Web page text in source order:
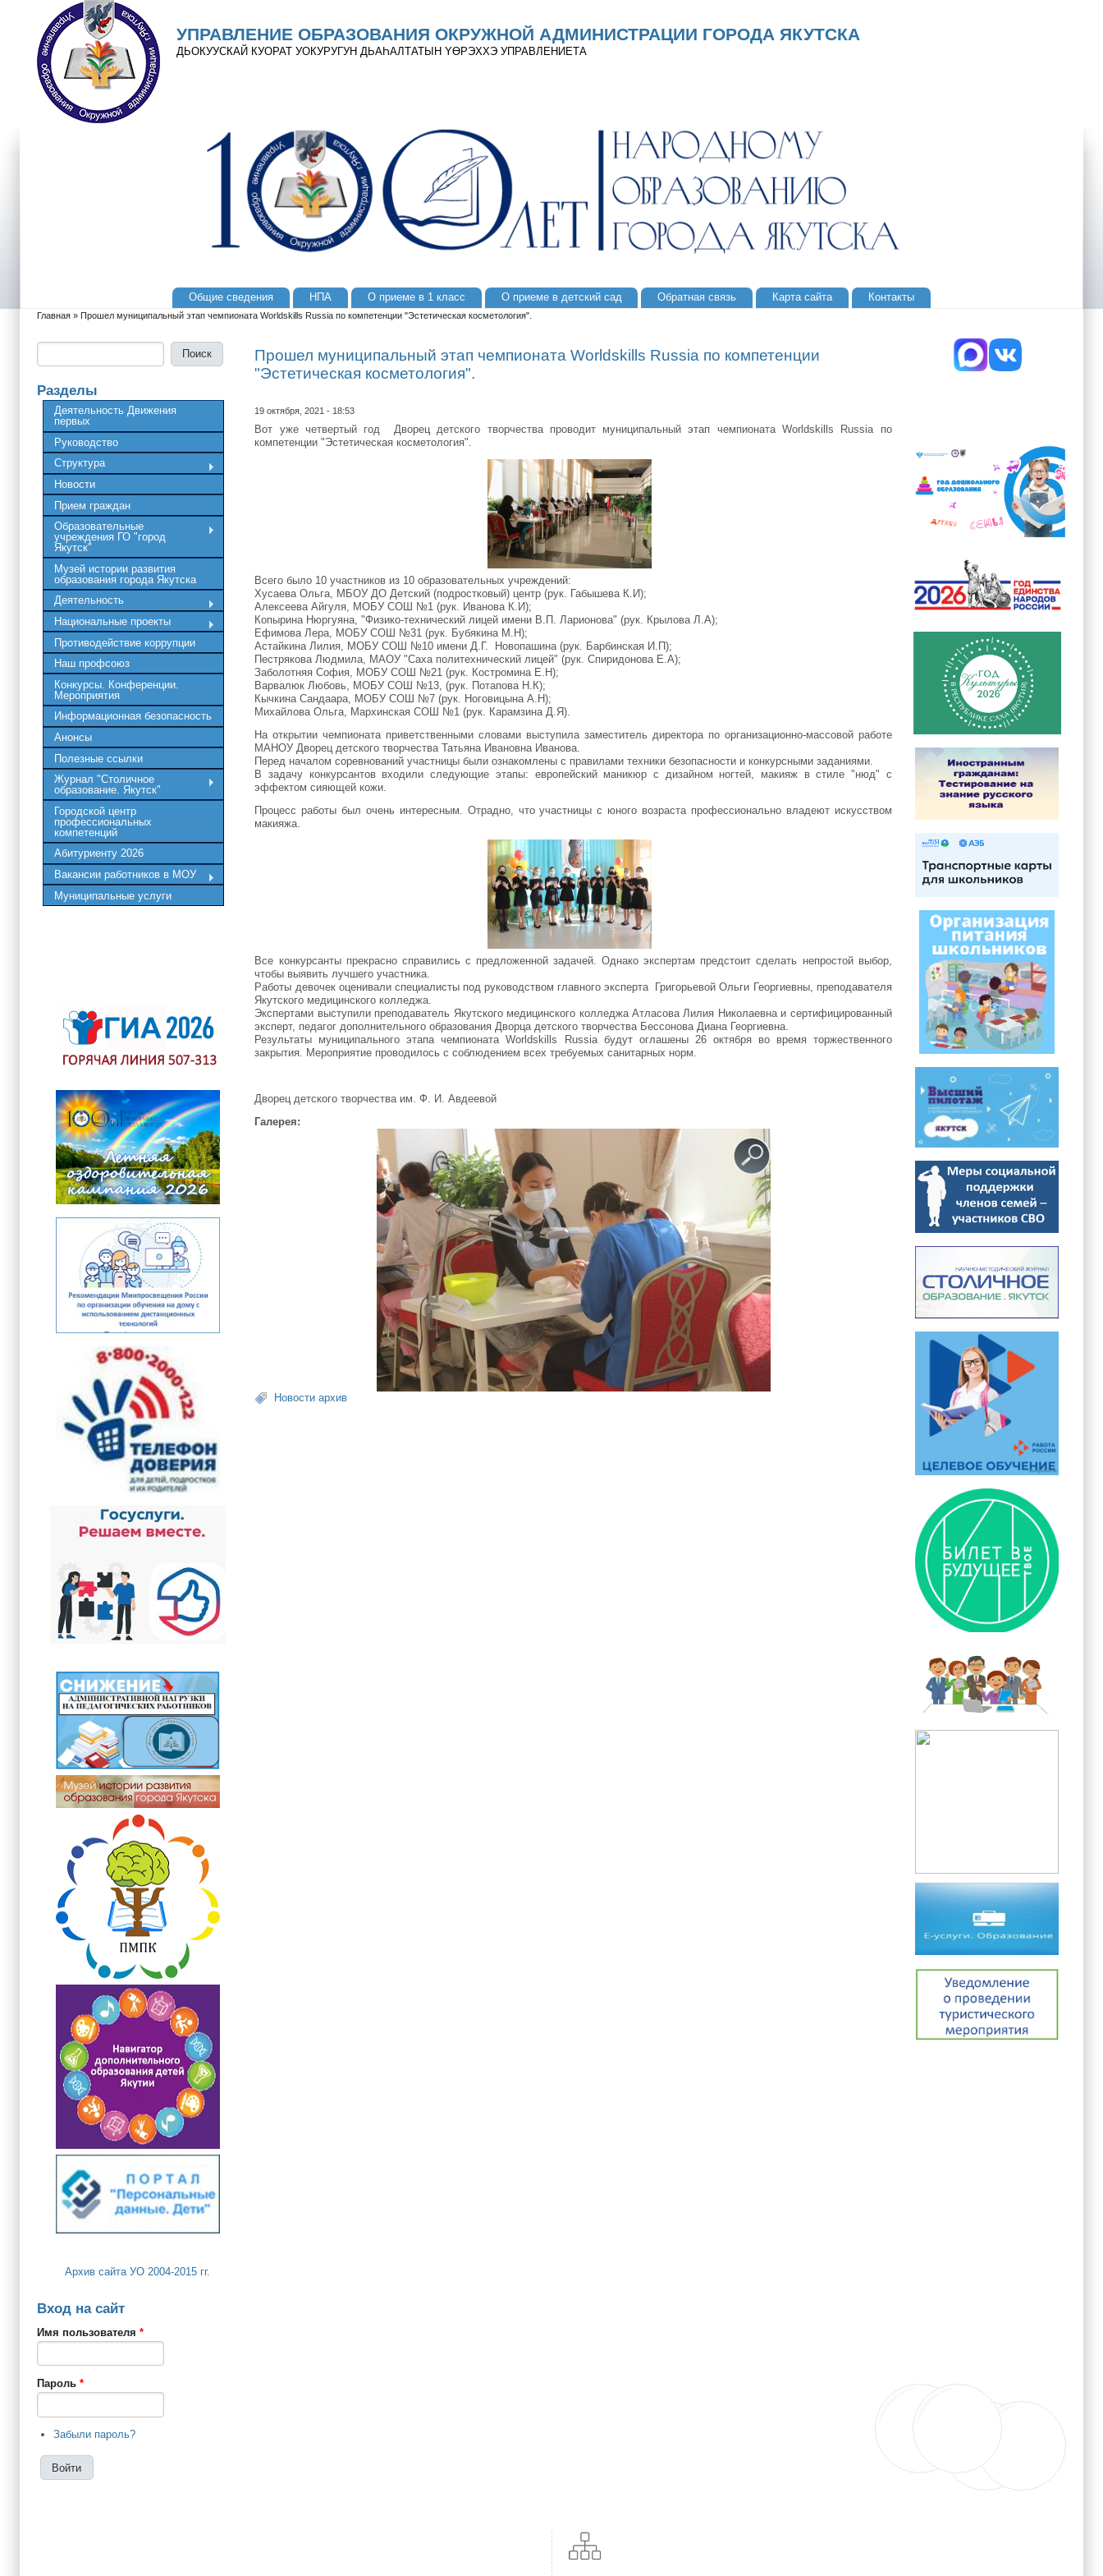
Перейти к основному содержанию
Skip to search
УПРАВЛЕНИЕ ОБРАЗОВАНИЯ ОКРУЖНОЙ АДМИНИСТРАЦИИ ГОРОДА ЯКУТСКА
ДЬОКУУСКАЙ КУОРАТ УОКУРУГУН ДЬАҺАЛТАТЫН YӨРЭХХЭ УПРАВЛЕНИЕТА
Общие сведения НПА О приеме в 1 класс О приеме в детский сад Обратная связь Карта сайта Контакты
Вы здесь
Главная » Прошел муниципальный этап чемпионата Worldskills Russia по компетенции "Эстетическая косметология".
Разделы
Деятельность Движения
первых
Руководство
Структура
Новости
Прием граждан
Образовательные
учреждения ГО "город
Якутск"
Музей истории развития
образования города Якутска
Деятельность
Национальные проекты
Противодействие коррупции
Наш профсоюз
Конкурсы. Конференции.
Мероприятия
Информационная безопасность
Анонсы
Полезные ссылки
Журнал "Столичное
образование. Якутск"
Городской центр
профессиональных
компетенций
Абитуриенту 2026
Вакансии работников в МОУ
Муниципальные услуги
Архив сайта УО 2004-2015 гг.
Вход на сайт
Имя пользователя *
Пароль *
Забыли пароль?
Прошел муниципальный этап чемпионата Worldskills Russia по компетенции
"Эстетическая косметология".
19 октября, 2021 - 18:53
Вот уже четвертый год Дворец детского творчества проводит муниципальный этап чемпионата Worldskills Russia по
компетенции "Эстетическая косметология".
Всего было 10 участников из 10 образовательных учреждений:
Хусаева Ольга, МБОУ ДО Детский (подростковый) центр (рук. Габышева К.И);
Алексеева Айгуля, МОБУ СОШ №1 (рук. Иванова К.И);
Копырина Нюргуяна, "Физико-технический лицей имени В.П. Ларионова" (рук. Крылова Л.А);
Ефимова Лера, МОБУ СОШ №31 (рук. Бубякина М.Н);
Астайкина Лилия, МОБУ СОШ №10 имени Д.Г. Новопашина (рук. Барбинская И.П);
Пестрякова Людмила, МАОУ "Саха политехнический лицей" (рук. Спиридонова Е.А);
Заболотняя София, МОБУ СОШ №21 (рук. Костромина Е.Н);
Варвалюк Любовь, МОБУ СОШ №13, (рук. Потапова Н.К);
Кычкина Сандаара, МОБУ СОШ №7 (рук. Ноговицына А.Н);
Михайлова Ольга, Мархинская СОШ №1 (рук. Карамзина Д.Я).
На открытии чемпионата приветственными словами выступила заместитель директора по организационно-массовой работе
МАНОУ Дворец детского творчества Татьяна Ивановна Иванова.
Перед началом соревнований участницы были ознакомлены с правилами техники безопасности и конкурсными заданиями.
В задачу конкурсантов входили следующие этапы: европейский маникюр с дизайном ногтей, макияж в стиле "нюд" с
эффектом сияющей кожи.
Процесс работы был очень интересным. Отрадно, что участницы с юного возраста профессионально владеют искусством
макияжа.
Все конкурсанты прекрасно справились с предложенной задачей. Однако экспертам предстоит сделать непростой выбор,
чтобы выявить лучшего участника.
Работы девочек оценивали специалисты под руководством главного эксперта Григорьевой Ольги Георгиевны, преподавателя
Якутского медицинского колледжа.
Экспертами выступили преподаватель Якутского медицинского колледжа Атласова Лилия Николаевна и сертифицированный
эксперт, педагог дополнительного образования Дворца детского творчества Бессонова Диана Георгиевна.
Результаты муниципального этапа чемпионата Worldskills Russia будут оглашены 26 октября во время торжественного
закрытия. Мероприятие проводилось с соблюдением всех требуемых санитарных норм.
Дворец детского творчества им. Ф. И. Авдеевой
Галерея:
Новости архив